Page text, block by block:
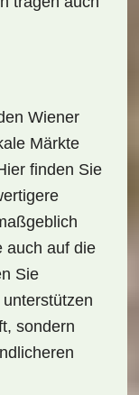
Wiener
Märkte
finden Sie
auch auf die
Sie
, sondern